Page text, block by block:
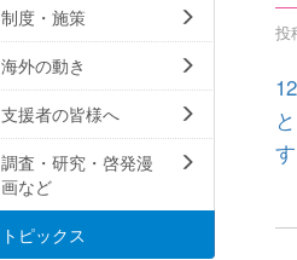
投
制度・施策
海外の動き
支援者の皆様へ
調査・研究・啓発漫
画など
トピックス